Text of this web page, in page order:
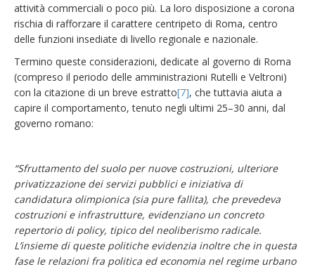
attività commerciali o poco più. La loro disposizione a corona
rischia di rafforzare il carattere centripeto di Roma, centro
delle funzioni insediate di livello regionale e nazionale.
Termino queste considerazioni, dedicate al governo di Roma
(compreso il periodo delle amministrazioni Rutelli e Veltroni)
con la citazione di un breve estratto[7], che tuttavia aiuta a
capire il comportamento, tenuto negli ultimi 25–30 anni, dal
governo romano:
“Sfruttamento del suolo per nuove costruzioni, ulteriore
privatizzazione dei servizi pubblici e iniziativa di
candidatura olimpionica (sia pure fallita), che prevedeva
costruzioni e infrastrutture, evidenziano un concreto
repertorio di policy, tipico del neoliberismo radicale.
L’insieme di queste politiche evidenzia inoltre che in questa
fase le relazioni fra politica ed economia nel regime urbano